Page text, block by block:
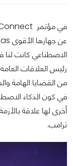
الاصطناعي كانت
من القضايا الهامة
في كون الذكاء
أخرى لها علاقة
ترامب.